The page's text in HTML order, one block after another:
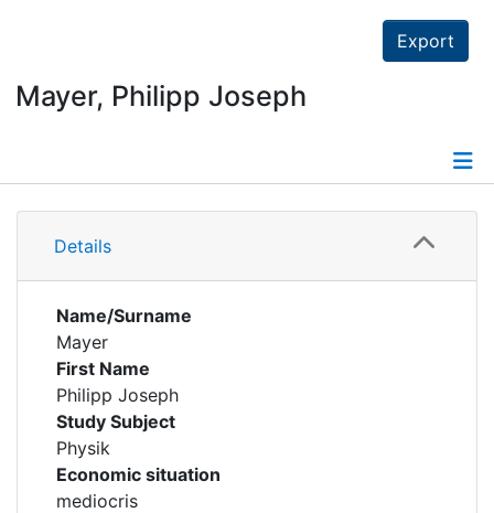
Export
Mayer, Philipp Joseph
Details
Details
Name/Surname
Mayer
First Name
Philipp Joseph
Study Subject
Physik
Economic situation
mediocris